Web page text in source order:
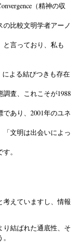
（精神の収
比較文明学者アーノ
と言っており、私も
よる結びつきも存在
査、これこそが1988
であり、2001年のユネ
文明は出会いによっ
。
考えていますし、情報
り結ばれた通底性、そ